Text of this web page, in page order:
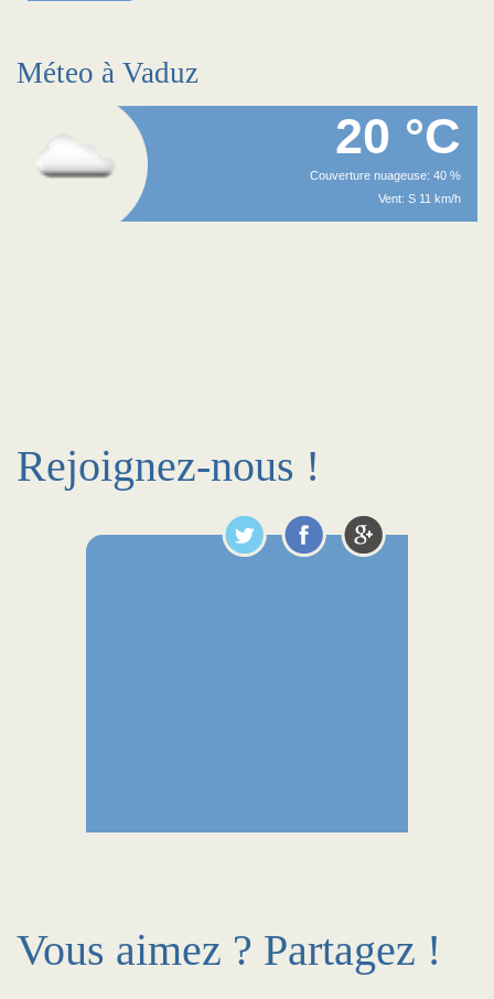
Méteo à Vaduz
20 °C
Couverture nuageuse: 40 %
Vent: S 11 km/h
Rejoignez-nous !
Vous aimez ? Partagez !